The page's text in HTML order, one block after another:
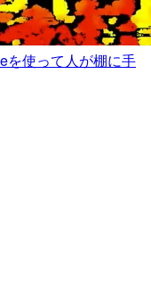
を使って人が棚に手